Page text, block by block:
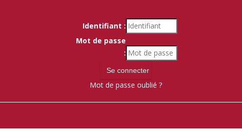
Identifiant :
Mot de passe
:
Mot de passe oublié ?